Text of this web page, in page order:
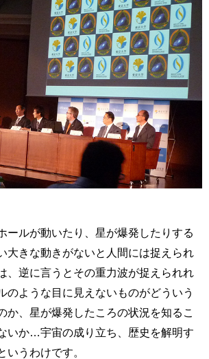
ールが動いたり、星が爆発したりする
大きな動きがないと人間には捉えられ
、逆に言うとその重力波が捉えられれ
のような目に見えないものがどういう
か、星が爆発したころの状況を知るこ
いか…宇宙の成り立ち、歴史を解明す
いうわけです。